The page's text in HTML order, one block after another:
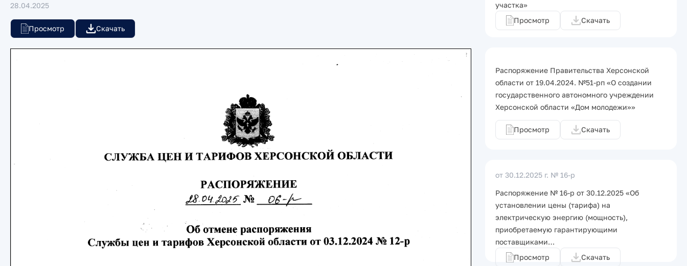
28.04.2025
Просмотр Скачать
участка»
Просмотр
Скачать
Распоряжение Правительства Херсонской
области от 19.04.2024. №51-рп «О создании
государственного автономного учреждении
Херсонской области «Дом молодежи»»
Просмотр Скачать
от 30.12.2025 г. № 16-р
Распоряжение № 16-р от 30.12.2025 «Об
установлении цены (тарифа) на
электрическую энергию (мощность),
приобретаемую гарантирующими
поставщиками…
Просмотр
Скачать